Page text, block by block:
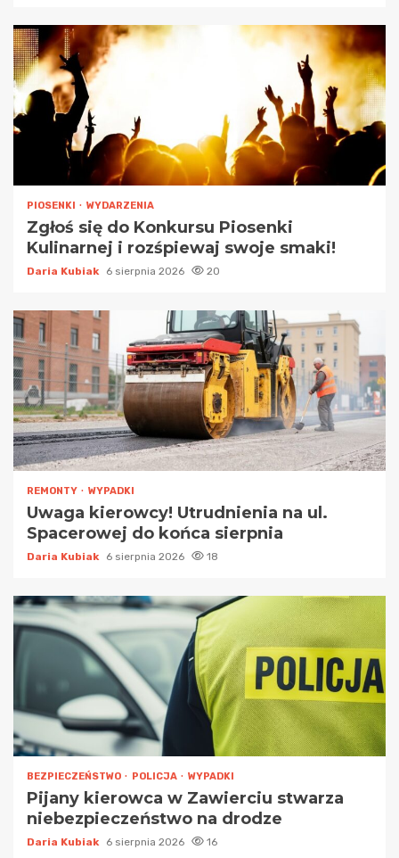
PIOSENKI WYDARZENIA
Zgłoś się do Konkursu Piosenki
Kulinarnej i rozśpiewaj swoje smaki!
Daria Kubiak 6 sierpnia 2026 20
REMONTY WYPADKI
Uwaga kierowcy! Utrudnienia na ul.
Spacerowej do końca sierpnia
Daria Kubiak 6 sierpnia 2026 18
BEZPIECZEŃSTWO POLICJA WYPADKI
Pijany kierowca w Zawierciu stwarza
niebezpieczeństwo na drodze
Daria Kubiak 6 sierpnia 2026 16